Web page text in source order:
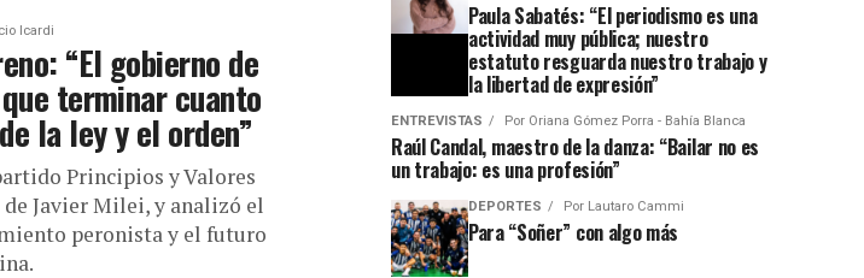
Icardi
“El gobierno de
terminar cuanto
la ley y el orden”
Principios y Valores
Javier Milei, y analizó el
peronista y el futuro
Paula Sabatés: “El periodismo es una
actividad muy pública; nuestro
estatuto resguarda nuestro trabajo y
la libertad de expresión”
ENTREVISTAS Por Oriana Gómez Porra - Bahía Blanca
Raúl Candal, maestro de la danza: “Bailar no es
un trabajo: es una profesión”
DEPORTES Por Lautaro Cammi
Para “Soñer” con algo más